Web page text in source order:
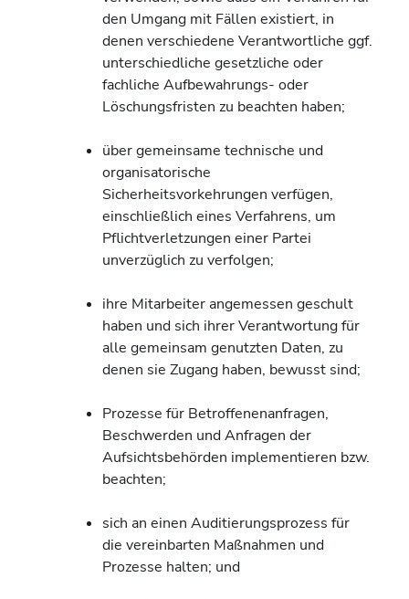
den Umgang mit Fällen existiert, in
denen verschiedene Verantwortliche ggf.
unterschiedliche gesetzliche oder
fachliche Aufbewahrungs- oder
Löschungsfristen zu beachten haben;
über gemeinsame technische und
organisatorische
Sicherheitsvorkehrungen verfügen,
einschließlich eines Verfahrens, um
Pflichtverletzungen einer Partei
unverzüglich zu verfolgen;
ihre Mitarbeiter angemessen geschult
haben und sich ihrer Verantwortung für
alle gemeinsam genutzten Daten, zu
denen sie Zugang haben, bewusst sind;
Prozesse für Betroffenenanfragen,
Beschwerden und Anfragen der
Aufsichtsbehörden implementieren bzw.
beachten;
sich an einen Auditierungsprozess für
die vereinbarten Maßnahmen und
Prozesse halten; und